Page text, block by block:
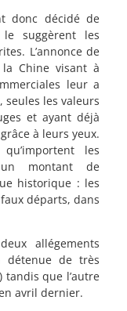
donc décidé de
le suggèrent les
L’annonce de
Chine visant à
leur a
seules les valeurs
et ayant déjà
à leurs yeux.
les
un montant de
historique : les
départs, dans
allégements
détenue de très
tandis que l’autre
avril dernier.